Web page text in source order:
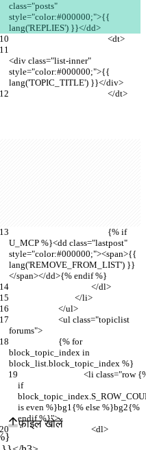
class="posts"
style="color:#000000;">{{
lang('REPLIES') }}</dd>
						<dt>
<div class="list-inner"
style="color:#000000;">{{
lang('TOPIC_TITLE') }}</div>
						</dt>
U_MCP %}<dd class="lastpost"
style="color:#000000;"><span>{{
lang('REMOVE_FROM_LIST') }}
</span></dd>{% endif %}
					</dl>
				</li>
			</ul>
forums">
block_topic_index in
block_list.block_topic_index %}
if
is even %}bg1{% else %}bg2{%
endif %}">
					<dl>
फ़ाइल खोलें